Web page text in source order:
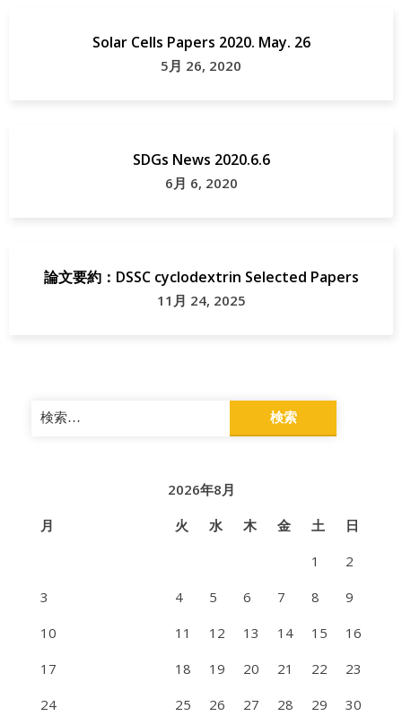
Solar Cells Papers 2020. May. 26
5月 26, 2020
SDGs News 2020.6.6
6月 6, 2020
論文要約：DSSC cyclodextrin Selected Papers
11月 24, 2025
検
索:
2026年8月
月
火 水 木 金 土
日
1
2
3
4 5 6 7 8
9
10
11 12 13 14 15
16
17
18 19 20 21 22
23
24
25 26 27 28 29
30